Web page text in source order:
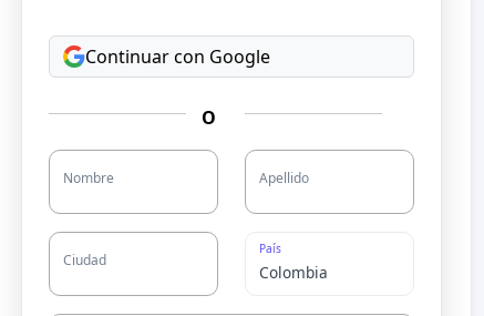
Continuar con Google
O
Nombre Apellido
Ciudad
País